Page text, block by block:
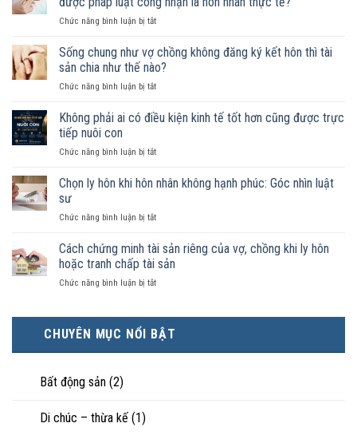
Chức năng bình luận bị tắtở
nữ
sống
chung
như
chồng
hợp
được
là
hôn
Sống chung như vợ chồng không đăng ký kết hôn thì tài
sản chia như thế nào?
Chức năng bình luận bị tắtở
chung
chồng
đăng
hôn
tài
sản
nào?
Không phải ai có điều kiện kinh tế tốt hơn cũng được trực
tiếp nuôi con
Chức năng bình luận bị tắtở
phải
điều
kinh
tế
hơn
trực
tiếp
nuôi
Chọn ly hôn khi hôn nhân không hạnh phúc: Góc nhìn luật
sư
Chức năng bình luận bị tắtở
ly
hôn
khi
hôn
hạnh
phúc:
Góc
Cách chứng minh tài sản riêng của vợ, chồng khi ly hôn
hoặc tranh chấp tài sản
Chức năng bình luận bị tắtở
tài
sản
CHUYÊN MỤC NỔI BẬT
Bất động sản (2)
Di chúc – thừa kế (1)